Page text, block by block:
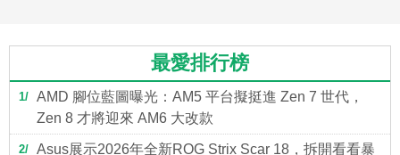
最愛排行榜
1
AMD 腳位藍圖曝光：AM5 平台擬挺進 Zen 7 世代，
Zen 8 才將迎來 AM6 大改款
2
Asus展示2026年全新ROG Strix Scar 18，拆開看看暴